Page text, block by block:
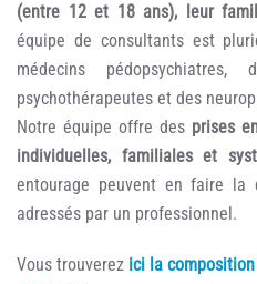
(entre 12 et 18 ans), leur
équipe de consultants est
médecins pédopsychiatres,
psychothérapeutes et des
Notre équipe offre des prises
individuelles, familiales et
entourage peuvent en faire la
adressés par un professionnel.
Vous trouverez ici la